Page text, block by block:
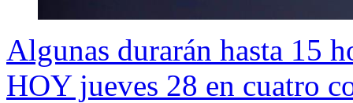
Algunas durarán hasta 15
HOY jueves 28 en cuatro